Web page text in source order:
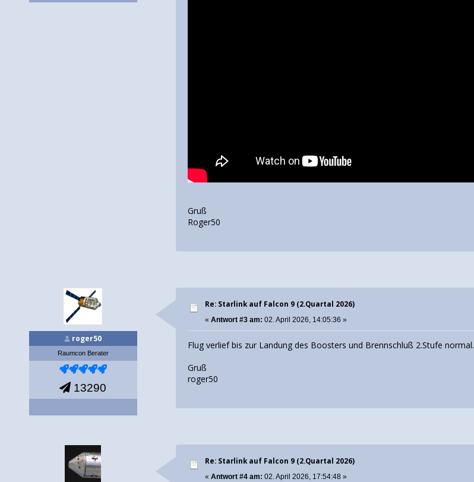
Gruß
Roger50
roger50
Raumcon Berater
13290
Re: Starlink auf Falcon 9 (2.Quartal 2026)
«Antwort #3 am: 02. April 2026, 14:05:36 »
Flug verlief bis zur Landung des Boosters und Brennschluß 2.Stufe normal.
Gruß
roger50
Re: Starlink auf Falcon 9 (2.Quartal 2026)
«Antwort #4 am: 02. April 2026, 17:54:48 »